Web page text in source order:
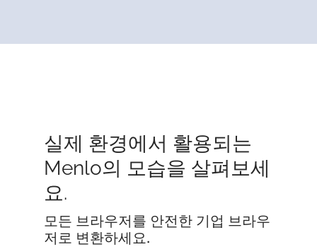
실제 환경에서 활용되는
Menlo의 모습을 살펴보세
요.
모든 브라우저를 안전한 기업 브라우
저로 변환하세요.